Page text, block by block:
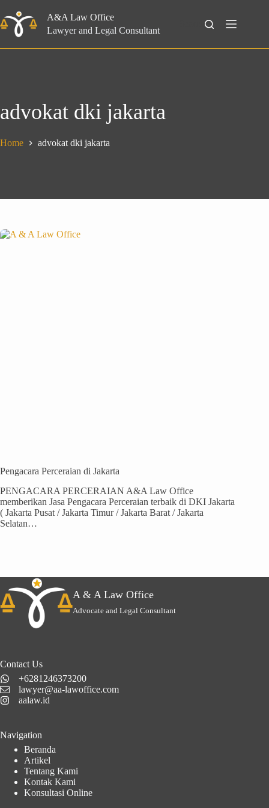
to
content
A&A Law Office
Lawyer and Legal Consultant
Search
advokat dki jakarta
Home advokat dki jakarta
Pengacara Perceraian di Jakarta
PENGACARA PERCERAIAN A&A Law Office
memberikan Jasa Pengacara Perceraian terbaik di DKI Jakarta
( Jakarta Pusat / Jakarta Timur / Jakarta Barat / Jakarta
Selatan…
A & A Law Office
Advocate and Legal Consultant
Contact Us
+6281246373200
lawyer@aa-lawoffice.com
aalaw.id
Navigation
Beranda
Artikel
Tentang Kami
Kontak Kami
Konsultasi Online